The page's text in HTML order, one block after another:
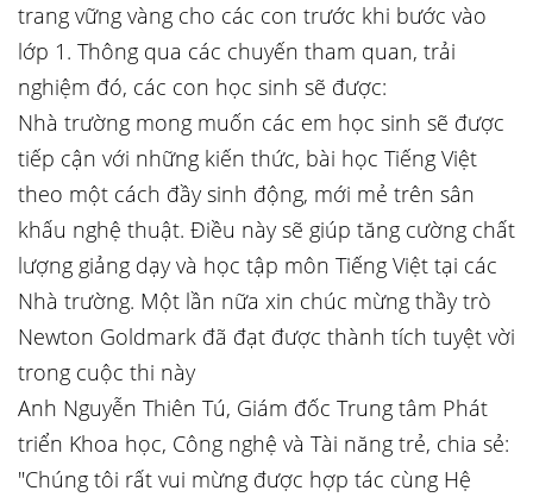
trang vững vàng cho các con trước khi bước vào
lớp 1. Thông qua các chuyến tham quan, trải
nghiệm đó, các con học sinh sẽ được:
Nhà trường mong muốn các em học sinh sẽ được
tiếp cận với những kiến thức, bài học Tiếng Việt
theo một cách đầy sinh động, mới mẻ trên sân
khấu nghệ thuật. Điều này sẽ giúp tăng cường chất
lượng giảng dạy và học tập môn Tiếng Việt tại các
Nhà trường. Một lần nữa xin chúc mừng thầy trò
Newton Goldmark đã đạt được thành tích tuyệt vời
trong cuộc thi này
Anh Nguyễn Thiên Tú, Giám đốc Trung tâm Phát
triển Khoa học, Công nghệ và Tài năng trẻ, chia sẻ:
"Chúng tôi rất vui mừng được hợp tác cùng Hệ